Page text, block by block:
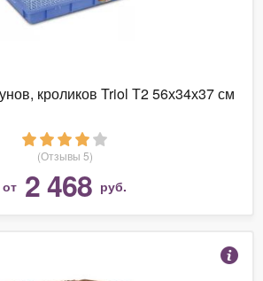
кроликов Triol Т2 56х34х37 см
(Отзывы 5)
от 2 468 руб.